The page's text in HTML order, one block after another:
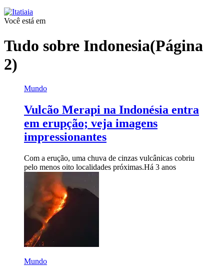
Você está em
Tudo sobre Indonesia(Página
2)
Mundo
Vulcão Merapi na Indonésia entra
em erupção; veja imagens
impressionantes
Com a erução, uma chuva de cinzas vulcânicas cobriu
pelo menos oito localidades próximas.Há 3 anos
Mundo